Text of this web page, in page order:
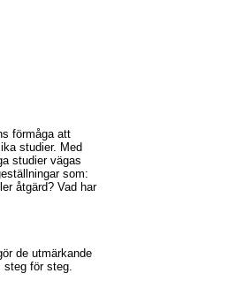
förmåga att
studier. Med
studier vägas
som:
åtgärd? Vad har
de utmärkande
för steg.